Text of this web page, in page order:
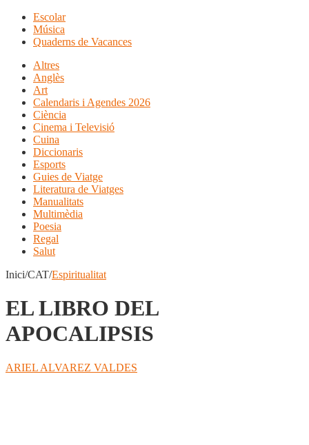
Escolar
Música
Quaderns de Vacances
Altres
Anglès
Art
Calendaris i Agendes 2026
Ciència
Cinema i Televisió
Cuina
Diccionaris
Esports
Guies de Viatge
Literatura de Viatges
Manualitats
Multimèdia
Poesia
Regal
Salut
Inici/CAT/Espiritualitat
EL LIBRO DEL
APOCALIPSIS
ARIEL ALVAREZ VALDES